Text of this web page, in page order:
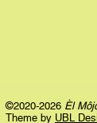
©2020-2026 Èl
Theme by UBL